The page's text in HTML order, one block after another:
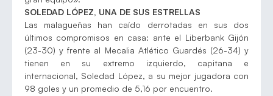
SOLEDAD LÓPEZ, UNA DE SUS ESTRELLAS
Las malagueñas han caído derrotadas en sus dos
últimos compromisos en casa: ante el Liberbank Gijón
(23-30) y frente al Mecalia Atlético Guardés (26-34) y
tienen en su extremo izquierdo, capitana e
internacional, Soledad López, a su mejor jugadora con
98 goles y un promedio de 5,16 por encuentro.